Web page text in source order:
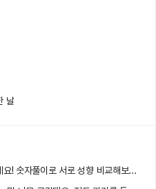
날
친구랑 같이 해보는 거 진짜 재밌겠네요! 숫자풀이로 서로 성향 비교해보는 것도 꽤 유익할 것 같아요.